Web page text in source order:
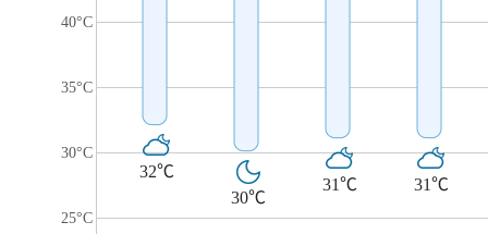
40°C
35°C
30°C
25°C
32℃
30℃
31℃ 31℃